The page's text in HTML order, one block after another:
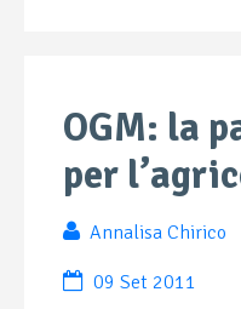
OGM: la
per
Annalisa Chirico
09 Set 2011